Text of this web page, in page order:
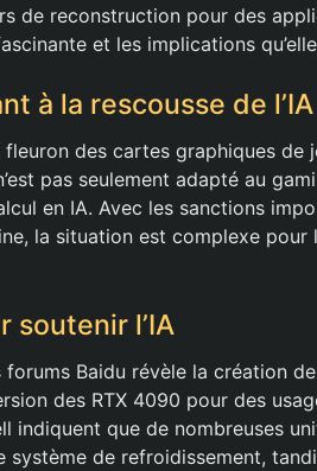
de reconstruction pour des
et les implications
à la rescousse de l’IA
des cartes graphiques de
pas seulement adapté au
en IA. Avec les sanctions
la situation est complexe pour
soutenir l’IA
Baidu révèle la création
des RTX 4090 pour des
indiquent que de nombreuses
de refroidissement,